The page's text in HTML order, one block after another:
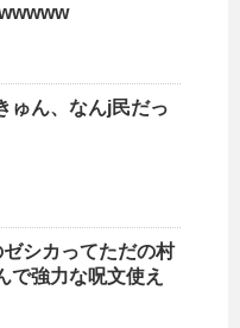
ゅん、なんj民だっ
ゼシカってただの村
で強力な呪文使え